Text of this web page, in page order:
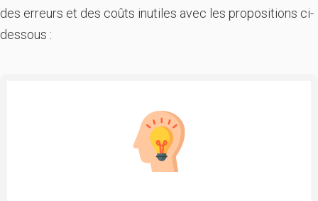
des erreurs et des coûts inutiles avec les propositions ci-
dessous :